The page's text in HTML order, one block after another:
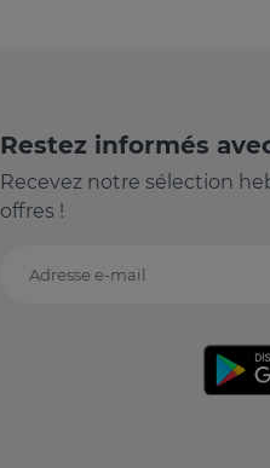
Restez informés
Recevez notre sélection
offres !
Adresse e-mail